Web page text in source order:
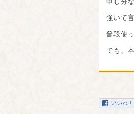
強いて
普段使
でも、